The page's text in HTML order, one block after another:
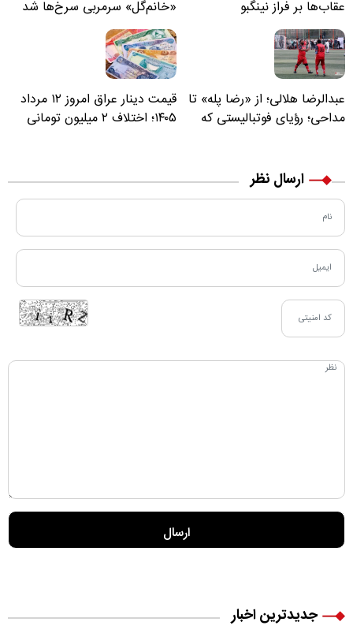
عقاب‌ها بر فراز نینگبو «خانم‌گل» سرمربی سرخ‌ها شد
عبدالرضا هلالی؛ از «رضا پله» تا
مداحی؛ رؤیای فوتبالیستی که
قیمت دینار عراق امروز ۱۲ مرداد
۱۴۰۵؛ اختلاف ۲ میلیون تومانی
ارسال نظر
جدیدترین اخبار